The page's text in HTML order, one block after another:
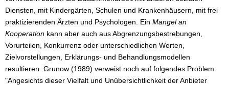
Diensten, mit Kindergärten, Schulen und Krankenhäusern, mit frei
praktizierenden Ärzten und Psychologen. Ein Mangel an
Kooperation kann aber auch aus Abgrenzungsbestrebungen,
Vorurteilen, Konkurrenz oder unterschiedlichen Werten,
Zielvorstellungen, Erklärungs- und Behandlungsmodellen
resultieren. Grunow (1989) verweist noch auf folgendes Problem:
"Angesichts dieser Vielfalt und Unübersichtlichkeit der Anbieter